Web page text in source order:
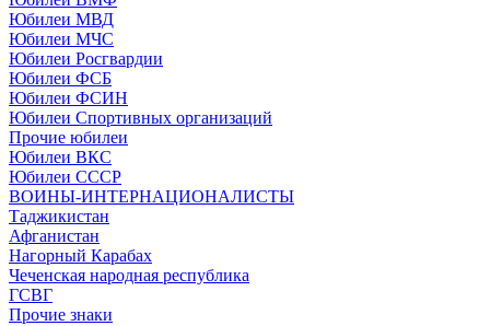
Юбилеи МВД
Юбилеи МЧС
Юбилеи Росгвардии
Юбилеи ФСБ
Юбилеи ФСИН
Юбилеи Спортивных организаций
Прочие юбилеи
Юбилеи ВКС
Юбилеи СССР
ВОИНЫ-ИНТЕРНАЦИОНАЛИСТЫ
Таджикистан
Афганистан
Нагорный Карабах
Чеченская народная республика
ГСВГ
Прочие знаки